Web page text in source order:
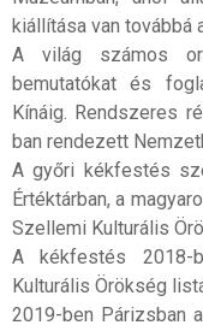
kiállítása van továbbá
A világ számos
bemutatókat és
Kínáig. Rendszeres
ban rendezett
A győri kékfestés
Értéktárban, a
Szellemi Kulturális
A kékfestés 2018-
Kulturális Örökség
2019-ben Párizsban